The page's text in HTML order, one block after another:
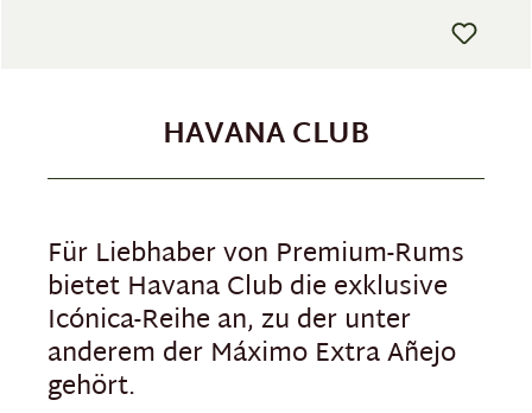
HAVANA CLUB
Für Liebhaber von Premium-Rums
bietet Havana Club die exklusive
Icónica-Reihe an, zu der unter
anderem der Máximo Extra Añejo
gehört.